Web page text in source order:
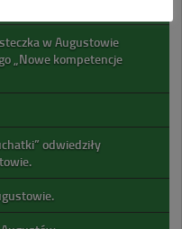
w Augustowie
„Nowe kompetencje
odwiedziły